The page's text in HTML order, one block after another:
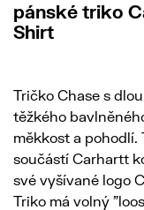
pánské triko
Shirt
Tričko Chase s
těžkého
měkkost a pohodlí.
součástí Carhartt
své vyšívané logo
Triko má volný